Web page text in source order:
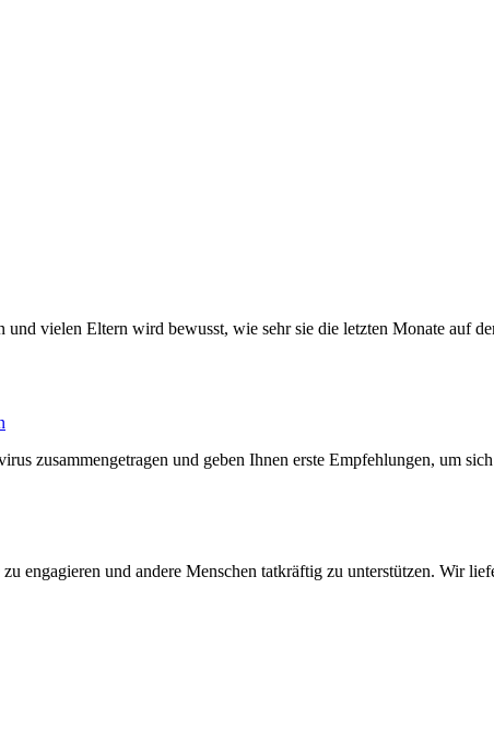
vielen Eltern wird bewusst, wie sehr sie die letzten Monate auf
zusammengetragen und geben Ihnen erste Empfehlungen, um
engagieren und andere Menschen tatkräftig zu unterstützen. Wir